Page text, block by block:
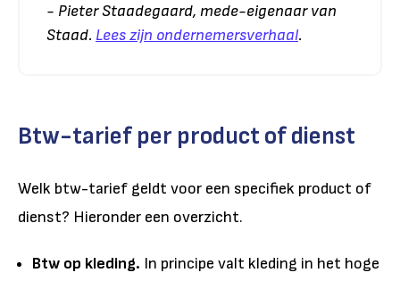
- Pieter Staadegaard, mede-eigenaar van
Staad. Lees zijn ondernemersverhaal.
Btw-tarief per product of dienst
Welk btw-tarief geldt voor een specifiek product of
dienst? Hieronder een overzicht.
Btw op kleding. In principe valt kleding in het hoge